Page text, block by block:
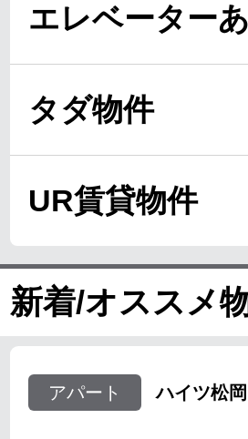
エレベーター
タダ物件
UR賃貸物件
新着/オススメ
アパート ハイツ松岡